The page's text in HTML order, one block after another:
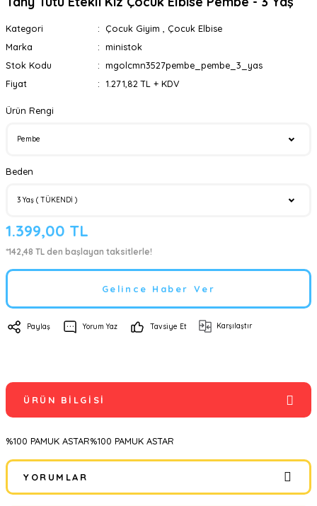
Kategori Çocuk Giyim
Çocuk Elbise
Marka
ministok
Stok Kodu
mgolcmn3527pembe_pembe_3_yas
Fiyat
1.271,82 TL + KDV
Ürün Rengi
Beden
1.399,00 TL
*142,48 TL den başlayan taksitlerle!
Gelince Haber Ver
Paylaş Yorum Yaz Tavsiye Et Karşılaştır
ÜRÜN BILGISI
%100 PAMUK ASTAR%100 PAMUK ASTAR
YORUMLAR